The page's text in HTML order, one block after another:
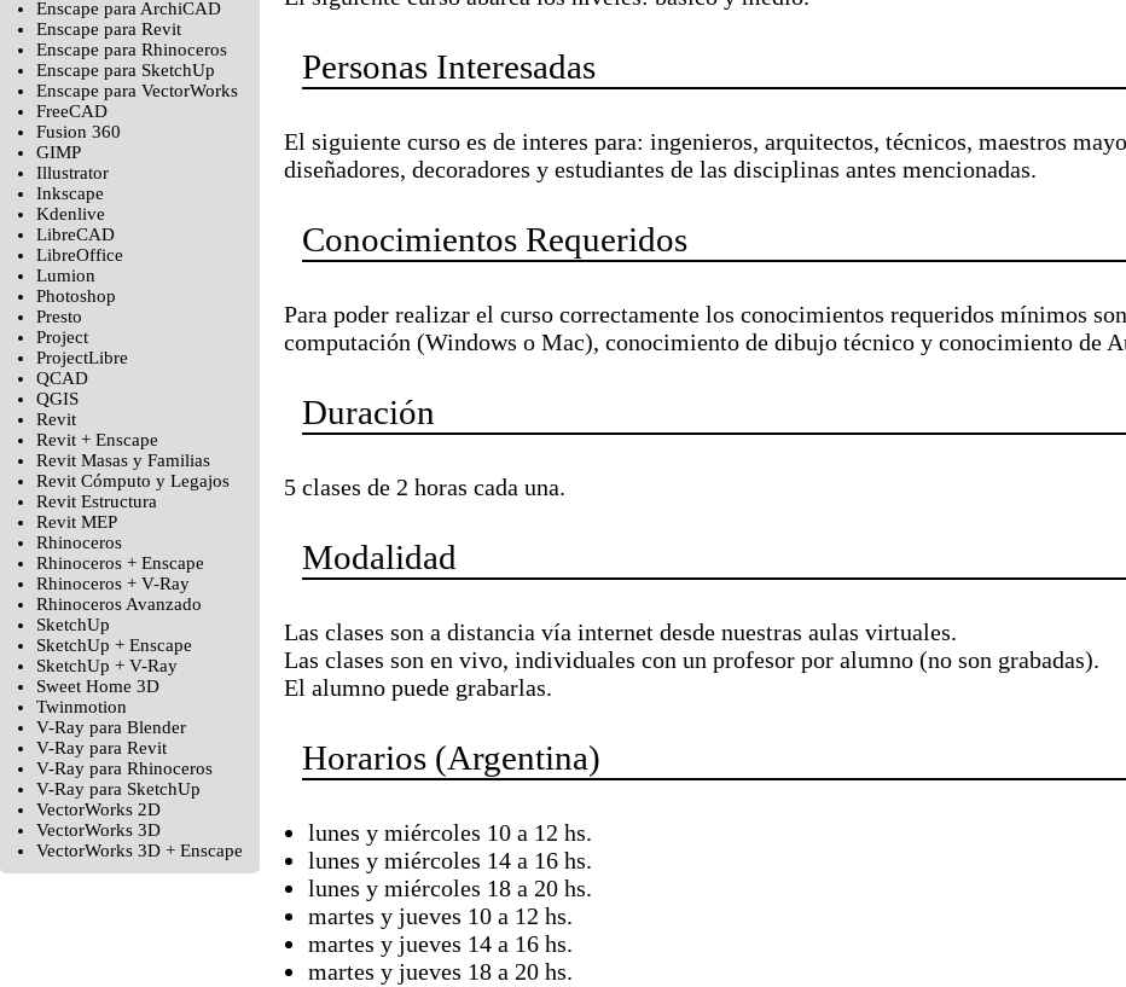
Enscape para ArchiCAD
Enscape para Revit
Enscape para Rhinoceros
Enscape para SketchUp
Enscape para VectorWorks
FreeCAD
Fusion 360
GIMP
Illustrator
Inkscape
Kdenlive
LibreCAD
LibreOffice
Lumion
Photoshop
Presto
Project
ProjectLibre
QCAD
QGIS
Revit
Revit + Enscape
Revit Masas y Familias
Revit Cómputo y Legajos
Revit Estructura
Revit MEP
Rhinoceros
Rhinoceros + Enscape
Rhinoceros + V-Ray
Rhinoceros Avanzado
SketchUp
SketchUp + Enscape
SketchUp + V-Ray
Sweet Home 3D
Twinmotion
V-Ray para Blender
V-Ray para Revit
V-Ray para Rhinoceros
V-Ray para SketchUp
VectorWorks 2D
VectorWorks 3D
VectorWorks 3D + Enscape
Personas Interesadas
El siguiente curso es de interes para: ingenieros, arquitectos, técnicos, maestros
diseñadores, decoradores y estudiantes de las disciplinas antes mencionadas.
Conocimientos Requeridos
Para poder realizar el curso correctamente los conocimientos requeridos mínimos
computación (Windows o Mac), conocimiento de dibujo técnico y conocimiento de
Duración
5 clases de 2 horas cada una.
Modalidad
Las clases son a distancia vía internet desde nuestras aulas virtuales.
Las clases son en vivo, individuales con un profesor por alumno (no son grabadas).
El alumno puede grabarlas.
Horarios (Argentina)
lunes y miércoles 10 a 12 hs.
lunes y miércoles 14 a 16 hs.
lunes y miércoles 18 a 20 hs.
martes y jueves 10 a 12 hs.
martes y jueves 14 a 16 hs.
martes y jueves 18 a 20 hs.